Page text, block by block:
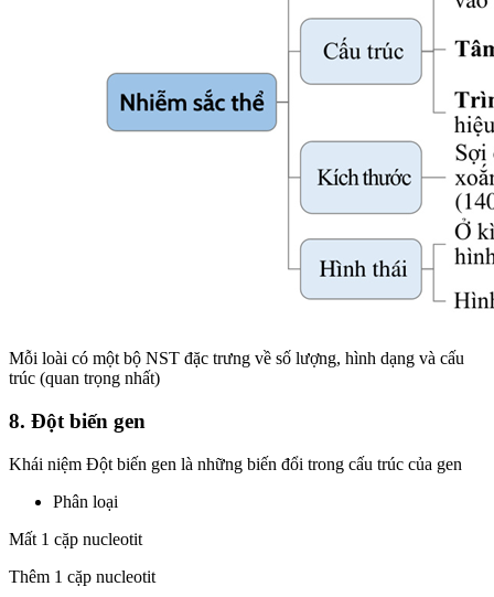
Mỗi loài có một bộ NST đặc trưng về số lượng, hình dạng và cấu
trúc (quan trọng nhất)
8. Đột biến gen
Khái niệm Đột biến gen là những biến đổi trong cấu trúc của gen
Phân loại
Mất 1 cặp nucleotit
Thêm 1 cặp nucleotit